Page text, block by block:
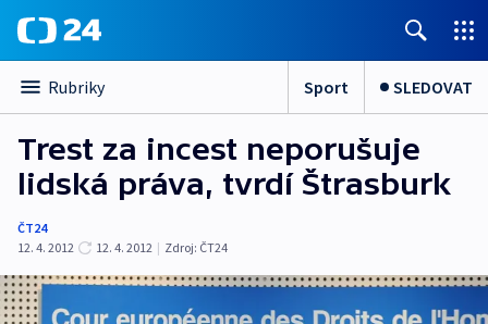
Rubriky Sport SLEDOVAT
Trest za incest neporušuje
lidská práva, tvrdí Štrasburk
ČT24
12. 4. 2012
12. 4. 2012 | Zdroj: ČT24